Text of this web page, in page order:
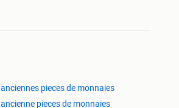
anciennes pieces de monnaies
ancienne pieces de monnaies